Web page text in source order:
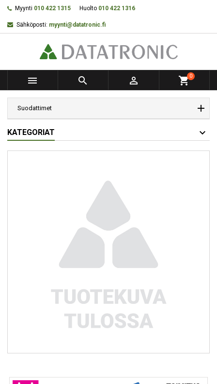
Myynti 010 422 1315 Huolto 010 422 1316
Sähköposti: myynti@datatronic.fi
   shopping_cart0
Suodattimet
KATEGORIAT